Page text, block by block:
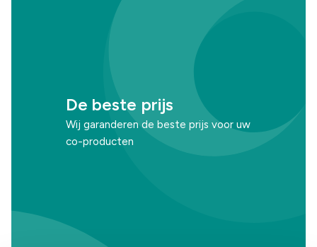
De beste prijs
Wij garanderen de beste prijs voor uw
co-producten